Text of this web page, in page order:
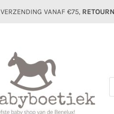
VERZENDING VANAF €75,